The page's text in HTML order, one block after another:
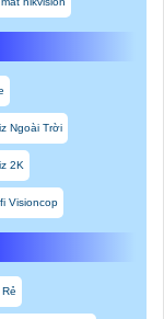
Ngoài Trời
2K
Visioncop